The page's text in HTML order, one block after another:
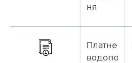
ня
Платне
водопо